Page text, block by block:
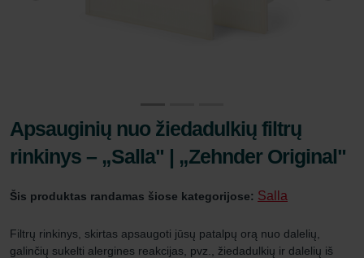
Apsauginių nuo žiedadulkių filtrų
rinkinys – „Salla" | „Zehnder Original"
Šis produktas randamas šiose kategorijose: Salla
Filtrų rinkinys, skirtas apsaugoti jūsų patalpų orą nuo dalelių,
galinčių sukelti alergines reakcijas, pvz., žiedadulkių ir dalelių iš